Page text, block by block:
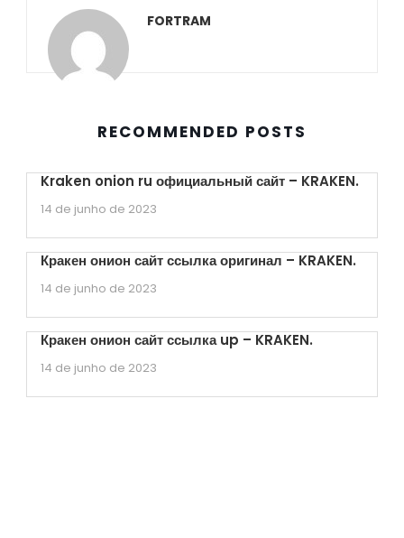
FORTRAM
RECOMMENDED POSTS
Kraken onion ru официальный сайт – KRAKEN.
14 de junho de 2023
Кракен онион сайт ссылка оригинал – KRAKEN.
14 de junho de 2023
Кракен онион сайт ссылка up – KRAKEN.
14 de junho de 2023